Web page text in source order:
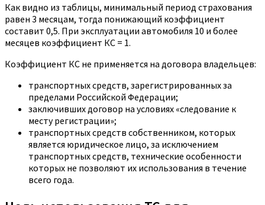
Как видно из таблицы, минимальный период страхования
равен 3 месяцам, тогда понижающий коэффициент
составит 0,5. При эксплуатации автомобиля 10 и более
месяцев коэффициент КС = 1.
Коэффициент КС не применяется на договора владельцев:
транспортных средств, зарегистрированных за
пределами Российской Федерации;
заключивших договор на условиях «следование к
месту регистрации»;
транспортных средств собственником, которых
является юридическое лицо, за исключением
транспортных средств, технические особенности
которых не позволяют их использования в течение
всего года.